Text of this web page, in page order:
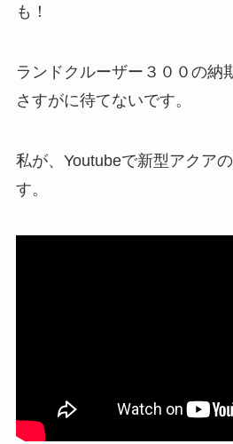
も！
ランドクルーザー３００の納
さすがに待てないです。
私が、Youtubeで新型アクア
す。